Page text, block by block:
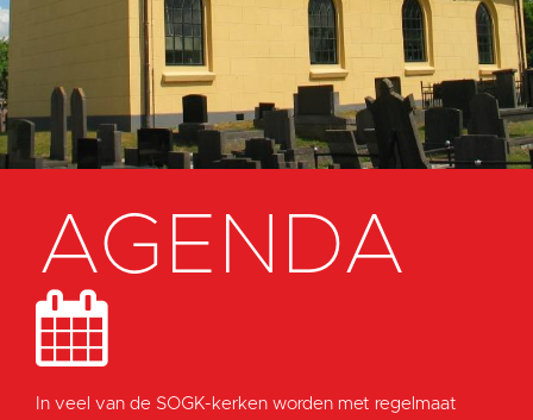
AGENDA
In veel van de SOGK-kerken worden met regelmaat